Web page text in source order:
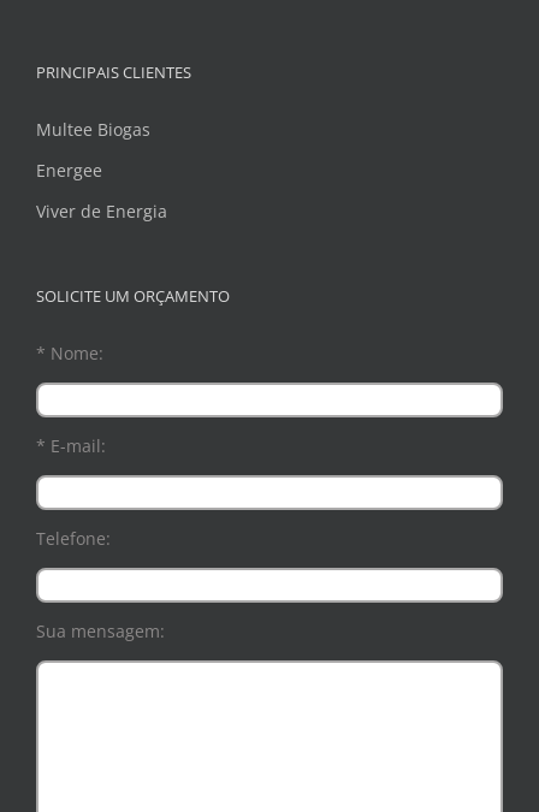
PRINCIPAIS CLIENTES
Multee Biogas
Energee
Viver de Energia
SOLICITE UM ORÇAMENTO
* Nome:
* E-mail:
Telefone:
Sua mensagem: